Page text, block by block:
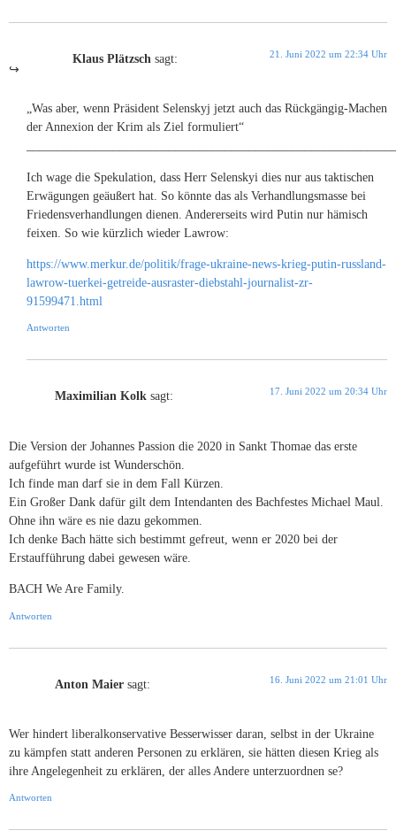
Klaus Plätzsch sagt: 21. Juni 2022 um 22:34 Uhr
„Was aber, wenn Präsident Selenskyj jetzt auch das Rückgängig-Machen
der Annexion der Krim als Ziel formuliert“
Ich wage die Spekulation, dass Herr Selenskyi dies nur aus taktischen
Erwägungen geäußert hat. So könnte das als Verhandlungsmasse bei
Friedensverhandlungen dienen. Andererseits wird Putin nur hämisch
feixen. So wie kürzlich wieder Lawrow:
https://www.merkur.de/politik/frage-ukraine-news-krieg-putin-russland-
lawrow-tuerkei-getreide-ausraster-diebstahl-journalist-zr-
91599471.html
Antworten
Maximilian Kolk sagt: 17. Juni 2022 um 20:34 Uhr
Die Version der Johannes Passion die 2020 in Sankt Thomae das erste
aufgeführt wurde ist Wunderschön.
Ich finde man darf sie in dem Fall Kürzen.
Ein Großer Dank dafür gilt dem Intendanten des Bachfestes Michael Maul.
Ohne ihn wäre es nie dazu gekommen.
Ich denke Bach hätte sich bestimmt gefreut, wenn er 2020 bei der
Erstaufführung dabei gewesen wäre.
BACH We Are Family.
Antworten
Anton Maier sagt: 16. Juni 2022 um 21:01 Uhr
Wer hindert liberalkonservative Besserwisser daran, selbst in der Ukraine
zu kämpfen statt anderen Personen zu erklären, sie hätten diesen Krieg als
ihre Angelegenheit zu erklären, der alles Andere unterzuordnen se?
Antworten